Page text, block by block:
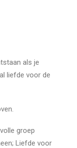
als je
liefde voor de
groep
Liefde voor